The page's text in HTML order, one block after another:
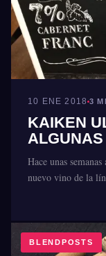
10 ENE 2018 3
KAIKEN
Hace unas
nuevo vino de la
BLENDPOSTS